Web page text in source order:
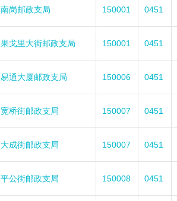
南岗邮政支局 150001 0451
果戈里大街邮政支局 150001 0451
易通大厦邮政支局 150006 0451
宽桥街邮政支局 150007 0451
大成街邮政支局 150007 0451
平公街邮政支局 150008 0451